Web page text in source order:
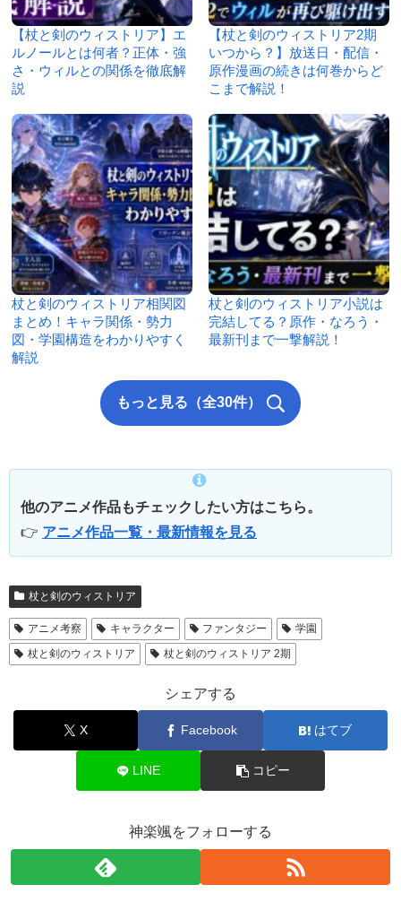
【杖と剣のウィストリア】エ
ルノールとは何者？正体・強
さ・ウィルとの関係を徹底解
説
【杖と剣のウィストリア2期
いつから？】放送日・配信・
原作漫画の続きは何巻からど
こまで解説！
杖と剣のウィストリア相関図
まとめ！キャラ関係・勢力
図・学園構造をわかりやすく
解説
杖と剣のウィストリア小説は
完結してる？原作・なろう・
最新刊まで一撃解説！
もっと見る（全30件）
他のアニメ作品もチェックしたい方はこちら。
👉 アニメ作品一覧・最新情報を見る
杖と剣のウィストリア
アニメ考察 キャラクター ファンタジー
学園
杖と剣のウィストリア
杖と剣のウィストリア 2期
シェアする
X Facebook はてブ
LINE コピー
神楽颯をフォローする